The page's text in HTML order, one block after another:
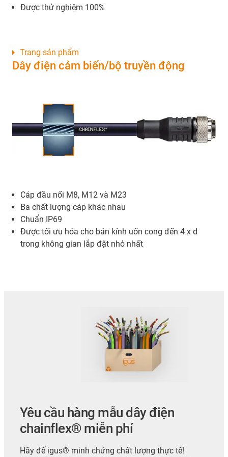
Được thử nghiệm 100%
Dây điện cảm biến/bộ truyền động
Cáp đầu nối M8, M12 và M23
Ba chất lượng cáp khác nhau
Chuẩn IP69
Được tối ưu hóa cho bán kính uốn cong đến 4 x d
trong không gian lắp đặt nhỏ nhất
Trang sản phẩm
Yêu cầu hàng mẫu dây điện
chainflex® miễn phí
Hãy để igus® minh chứng chất lượng thực tế!